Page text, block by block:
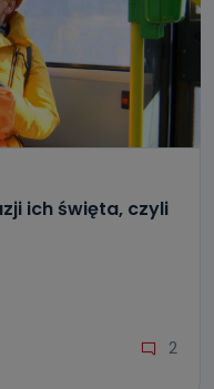
ich święta, czyli
2